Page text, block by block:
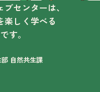
センターは、
楽しく学べる
す。
自然共生課